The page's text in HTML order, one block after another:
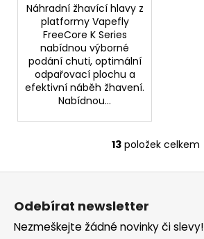
Náhradní žhavící hlavy z
platformy Vapefly
FreeCore K Series
nabídnou výborné
podání chuti, optimální
odpařovací plochu a
efektivní náběh žhavení.
Nabídnou...
O
v
a
13položek celkem
Z
Odebírat newsletter
Nezmeškejte žádné novinky či slevy!